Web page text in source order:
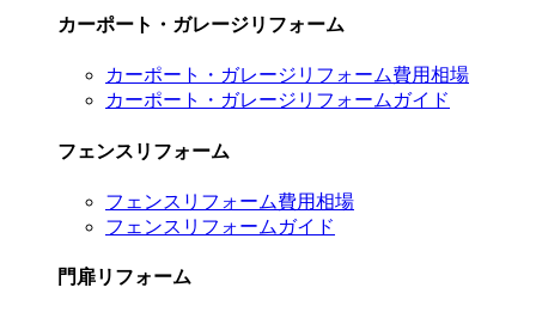
カーポート・ガレージリフォーム
カーポート・ガレージリフォーム費用相場
カーポート・ガレージリフォームガイド
フェンスリフォーム
フェンスリフォーム費用相場
フェンスリフォームガイド
門扉リフォーム